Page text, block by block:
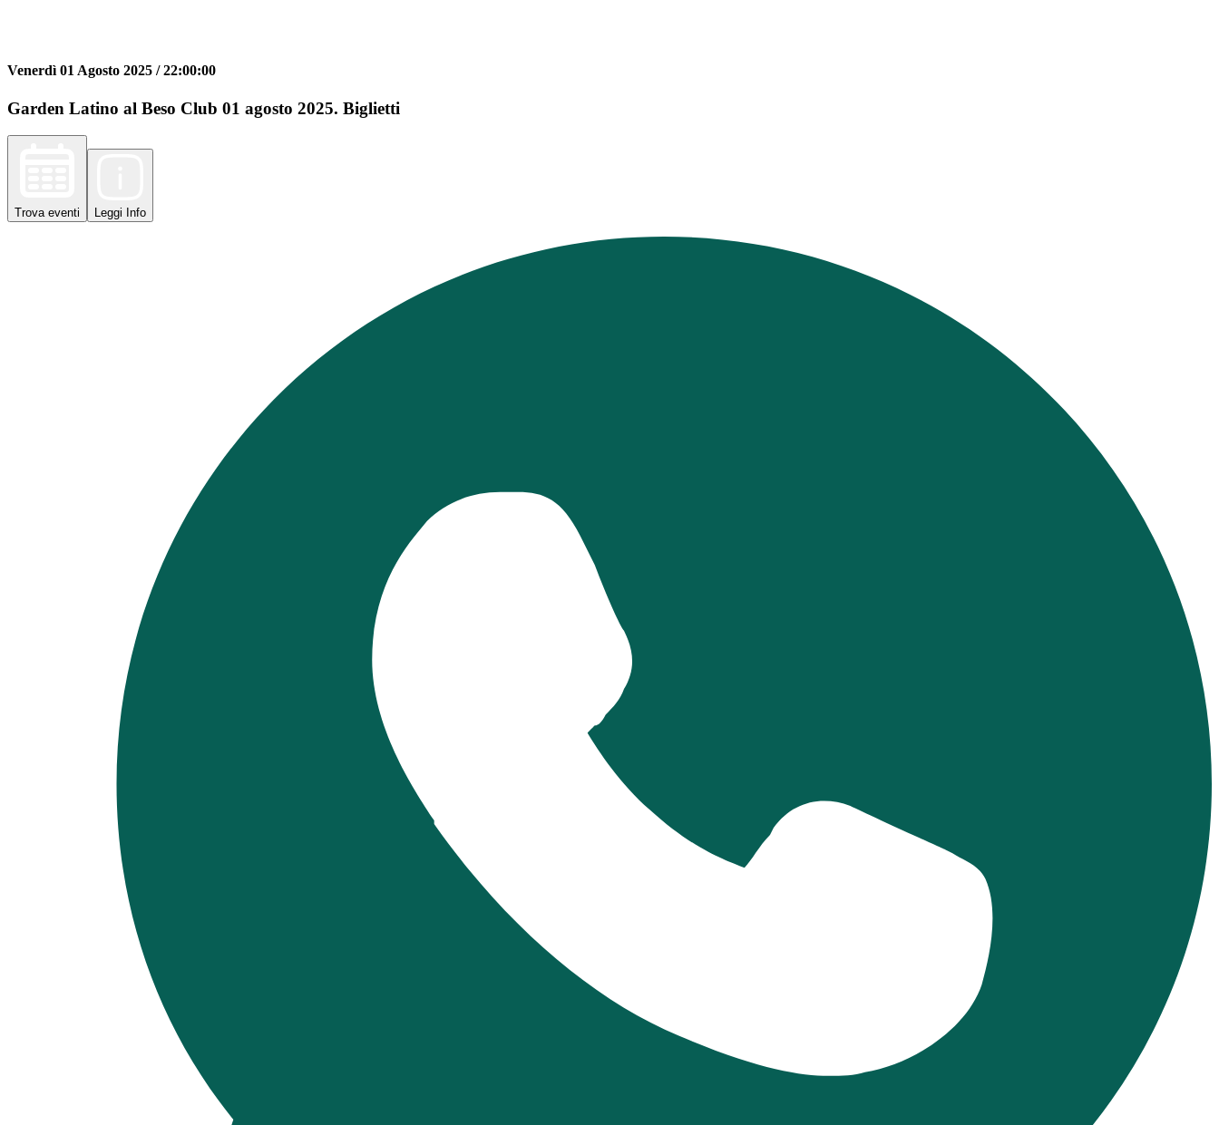
Venerdì 01 Agosto 2025 /22:00:00
Garden Latino al Beso Club 01 agosto 2025. Biglietti
Trova eventi Leggi Info